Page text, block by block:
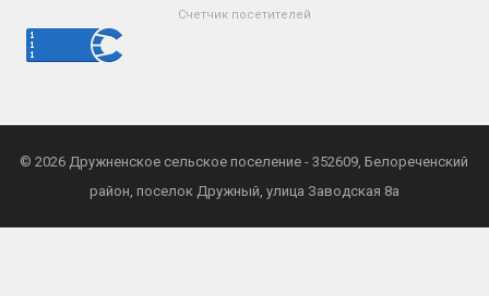
Счетчик посетителей
© 2026 Дружненское сельское поселение - 352609, Белореченский
район, поселок Дружный, улица Заводская 8а